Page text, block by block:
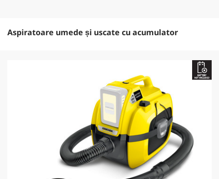
Aspiratoare umede și uscate cu acumulator